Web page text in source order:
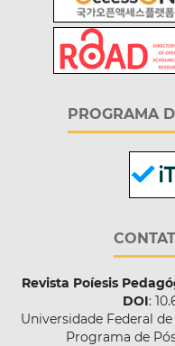
PROGRAMA
Revista Poíesis
DOI:
Universidade Federal
Programa de